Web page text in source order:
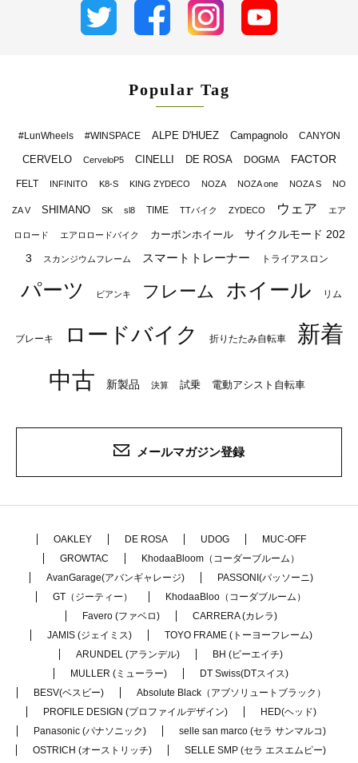
Popular Tag
#LunWheels #WINSPACE ALPE D'HUEZ Campagnolo CANYON
CERVELO CerveloP5 CINELLI DE ROSA DOGMA FACTOR
FELT INFINITO K8-S KING ZYDECO NOZA NOZA one NOZA S NO
ZA V SHIMANO SK sl8 TIME TTバイク ZYDECO ウェア エア
ロロード エアロロードバイク カーボンホイール
サイクルモード 202
3
スカンジウムフレーム スマートトレーナー トライアスロン
パーツ ビアンキ フレーム ホイール リム
ブレーキ ロードバイク 折りたたみ自転車
新着
中古
新製品 決算 試乗 電動アシスト自転車
メールマガジン登録
OAKLEY DE ROSA UDOG
MUC-OFF
GROWTAC
KhodaaBloom（コーダーブルーム）
AvanGarage(アバンギャレージ)
PASSONI(パッソーニ)
GT（ジーティー）
KhodaaBloo（コーダブルーム）
Favero (ファベロ)
CARRERA (カレラ)
JAMIS (ジェイミス)
TOYO FRAME (トーヨーフレーム)
ARUNDEL (アランデル)
BH (ビーエイチ)
MULLER (ミューラー)
DT Swiss(DTスイス)
BESV(ベスビー)
Absolute Black（アブソリュートブラック）
PROFILE DESIGN (プロファイルデザイン)
HED(ヘッド)
Panasonic (パナソニック)
selle san marco (セラ サンマルコ)
OSTRICH (オーストリッチ)
SELLE SMP (セラ エスエムピー)